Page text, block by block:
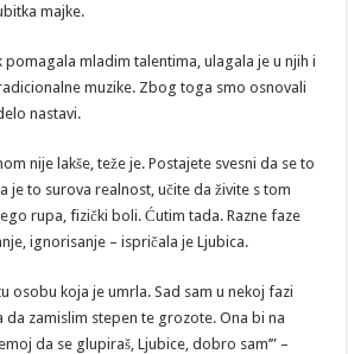
majke.
pomagala mladim talentima, ulagala je u njih i
muzike. Zbog toga smo osnovali
nastavi.
nije lakše, teže je. Postajete svesni da se to
je to surova realnost, učite da živite s tom
rupa, fizički boli. Ćutim tada. Razne faze
ignorisanje – ispričala je Ljubica.
osobu koja je umrla. Sad sam u nekoj fazi
da zamislim stepen te grozote. Ona bi na
da se glupiraš, Ljubice, dobro sam’” –